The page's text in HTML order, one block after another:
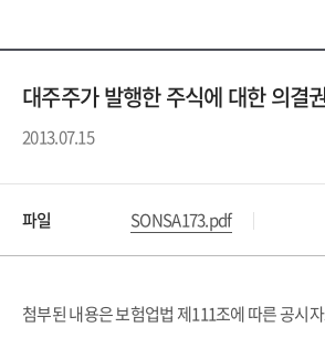
대주주가 발행한 주식에 대한 의결
2013.07.15
파일 SONSA173.pdf
첨부된 내용은 보험업법 제111조에 따른 공시